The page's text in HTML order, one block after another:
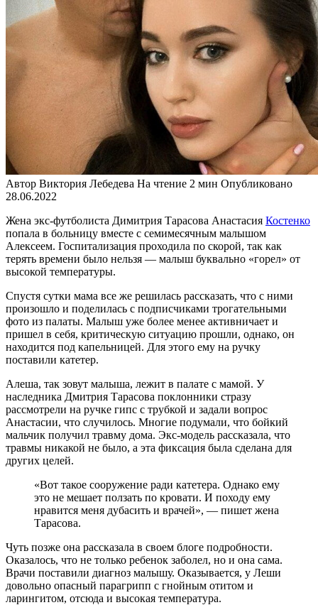
Автор Виктория Лебедева На чтение 2 мин Опубликовано
28.06.2022
Жена экс-футболиста Димитрия Тарасова Анастасия Костенко
попала в больницу вместе с семимесячным малышом
Алексеем. Госпитализация проходила по скорой, так как
терять времени было нельзя — малыш буквально «горел» от
высокой температуры.
Спустя сутки мама все же решилась рассказать, что с ними
произошло и поделилась с подписчиками трогательными
фото из палаты. Малыш уже более менее активничает и
пришел в себя, критическую ситуацию прошли, однако, он
находится под капельницей. Для этого ему на ручку
поставили катетер.
Алеша, так зовут малыша, лежит в палате с мамой. У
наследника Дмитрия Тарасова поклонники стразу
рассмотрели на ручке гипс с трубкой и задали вопрос
Анастасии, что случилось. Многие подумали, что бойкий
мальчик получил травму дома. Экс-модель рассказала, что
травмы никакой не было, а эта фиксация была сделана для
других целей.
«Вот такое сооружение ради катетера. Однако ему
это не мешает ползать по кровати. И походу ему
нравится меня дубасить и врачей», — пишет жена
Тарасова.
Чуть позже она рассказала в своем блоге подробности.
Оказалось, что не только ребенок заболел, но и она сама.
Врачи поставили диагноз малышу. Оказывается, у Леши
довольно опасный парагрипп с гнойным отитом и
ларингитом, отсюда и высокая температура.